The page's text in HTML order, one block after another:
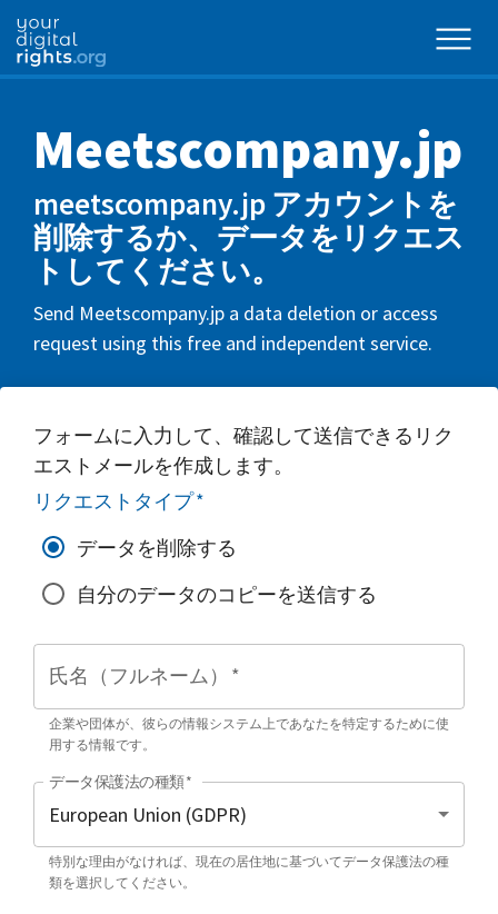
Meetscompany.jp
meetscompany.jp アカウントを
削除するか、データをリクエス
トしてください。
Send Meetscompany.jp a data deletion or access
request using this free and independent service.
フォームに入力して、確認して送信できるリク
エストメールを作成します。
リクエストタイプ*
データを削除する
自分のデータのコピーを送信する
氏名（フルネーム） *
企業や団体が、彼らの情報システム上であなたを特定するために使
用する情報です。
データ保護法の種類*
特別な理由がなければ、現在の居住地に基づいてデータ保護法の種
類を選択してください。